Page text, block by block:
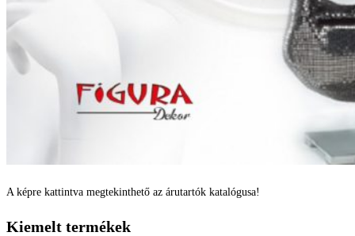
A képre kattintva megtekinthető az árutartók katalógusa!
Kiemelt termékek